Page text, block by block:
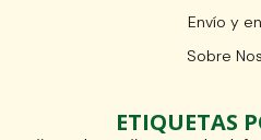
Envío y
Sobre
ETIQUETAS